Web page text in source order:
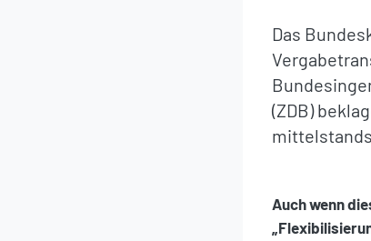
Das
(ZDB)
Auch wenn